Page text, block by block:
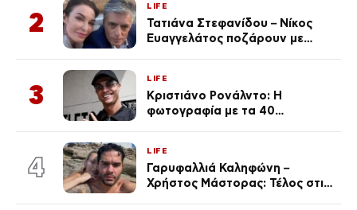
2
LIFE
Τατιάνα Στεφανίδου – Νίκος
Ευαγγελάτος ποζάρουν με
3
LIFE
Κριστιάνο Ρονάλντο: Η
φωτογραφία με τα 40
εκ. likes
4
LIFE
Γαρυφαλλιά Καληφώνη –
Χρήστος Μάστορας: Τέλος στις